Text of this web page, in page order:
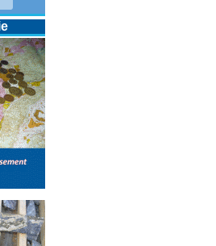
Marché à
AO01/2025